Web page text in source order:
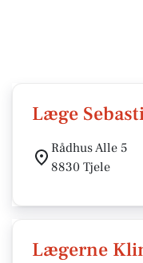
Læge
Rådhus Alle 5
8830 Tjele
Lægerne